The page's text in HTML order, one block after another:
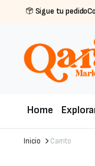
Sigue tu pedido
Home
Inicio Carrito